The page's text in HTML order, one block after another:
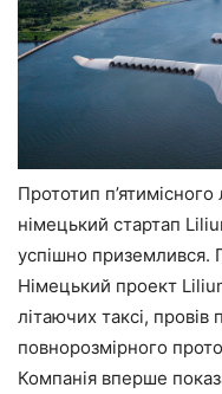
Прототип
німецький стартап
успішно приземлився.
Німецький проект
літаючих таксі,
повнорозмірного
Компанія вперше